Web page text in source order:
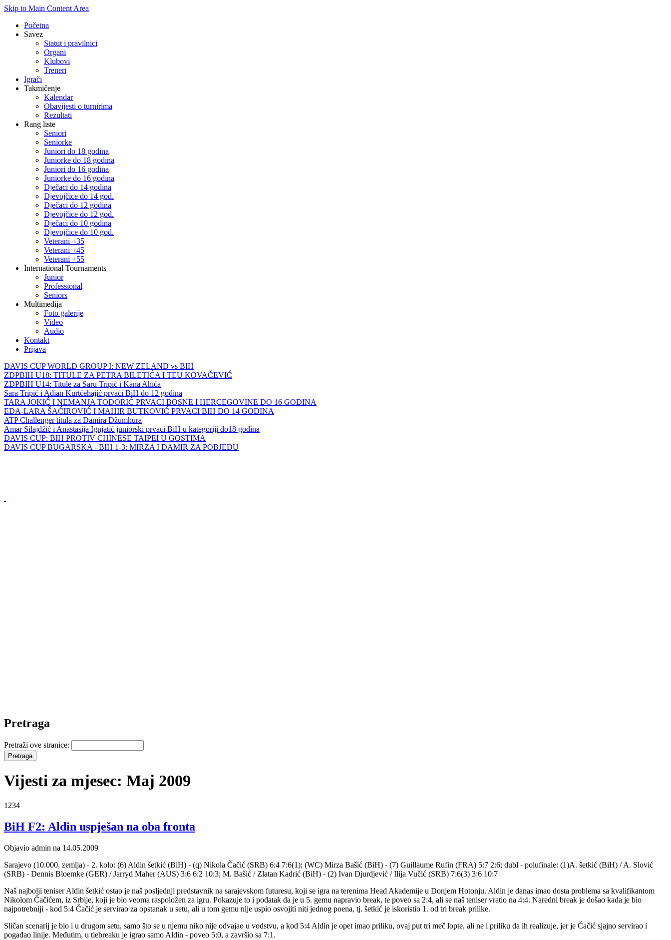
Skip to Main Content Area
Početna
Savez
Statut i pravilnici
Organi
Klubovi
Treneri
Igrači
Takmičenje
Kalendar
Obavijesti o turnirima
Rezultati
Rang liste
Seniori
Seniorke
Juniori do 18 godina
Juniorke do 18 godina
Juniori do 16 godina
Juniorke do 16 godina
Dječaci do 14 godina
Djevojčice do 14 god.
Dječaci do 12 godina
Djevojčice do 12 god.
Dječaci do 10 godina
Djevojčice do 10 god.
Veterani +35
Veterani +45
Veterani +55
International Tournaments
Junior
Professional
Seniors
Multimedija
Foto galerije
Video
Audio
Kontakt
Prijava
DAVIS CUP WORLD GROUP I: NEW ZELAND vs BIH
ZDPBIH U18: TITULE ZA PETRA BILETIĆA I TEU KOVAČEVIĆ
ZDPBIH U14: Titule za Saru Tripić i Kana Ahića
Sara Tripić i Adian Kurtćehajić prvaci BiH do 12 godina
TARA JOKIĆ I NEMANJA TODORIĆ PRVACI BOSNE I HERCEGOVINE DO 16 GODINA
EDA-LARA ŠAĆIROVIĆ I MAHIR BUTKOVIĆ PRVACI BIH DO 14 GODINA
ATP Challenger titula za Damira Džumhura
Amar Silajdžić i Anastasija Ignjatić juniorski prvaci BiH u kategoriji do18 godina
DAVIS CUP: BIH PROTIV CHINESE TAIPEI U GOSTIMA
DAVIS CUP BUGARSKA - BIH 1-3: MIRZA I DAMIR ZA POBJEDU
Pretraga
Pretraži ove stranice:
Vijesti za mjesec: Maj 2009
1234
BiH F2: Aldin uspješan na oba fronta
Objavio admin na 14.05.2009
Sarajevo (10.000, zemlja) - 2. kolo: (6) Aldin šetkić (BiH) - (q) Nikola Čačić (SRB) 6:4 7:6(1); (WC) Mirza Bašić (BiH) - (7) Guillaume Rufin (FRA) 5:7 2:6; dubl - polufinale: (1)A. šetkić (BiH) / A. Slović
(SRB) - Dennis Bloemke (GER) / Jarryd Maher (AUS) 3:6 6:2 10:3; M. Bašić / Zlatan Kadrić (BiH) - (2) Ivan Djurdjević / Ilija Vučić (SRB) 7:6(3) 3:6 10:7
Naš najbolji teniser Aldin šetkić ostao je naš posljednji predstavnik na sarajevskom futuresu, koji se igra na terenima Head Akademije u Donjem Hotonju. Aldin je danas imao dosta problema sa kvalifikantom
Nikolom Čačićem, iz Srbije, koji je bio veoma raspoložen za igru. Pokazuje to i podatak da je u 5. gemu napravio break, te poveo sa 2:4, ali se naš teniser vratio na 4:4. Naredni break je došao kada je bio
najpotrebniji - kod 5:4 Čačić je servirao za opstanak u setu, ali u tom gemu nije uspio osvojiti niti jednog poena, tj. šetkić je iskoristio 1. od tri break prilike.
Sličan scenarij je bio i u drugom setu, samo što se u njemu niko nije odvajao u vodstvu, a kod 5:4 Aldin je opet imao priliku, ovaj put tri meč lopte, ali ne i priliku da ih realizuje, jer je Čačić sjajno servirao i
pogađao linije. Međutim, u tiebreaku je igrao samo Aldin - poveo 5:0, a završio sa 7:1.